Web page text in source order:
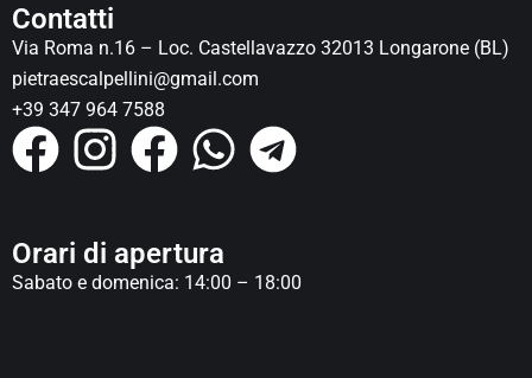
Contatti
Via Roma n.16 – Loc. Castellavazzo 32013 Longarone (BL)
pietraescalpellini@gmail.com
+39 347 964 7588
Orari di apertura
Sabato e domenica: 14:00 – 18:00